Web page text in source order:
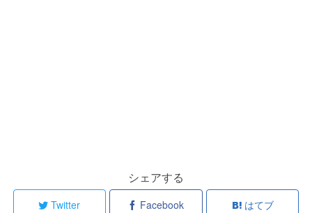
シェアする
Twitter Facebook はてブ